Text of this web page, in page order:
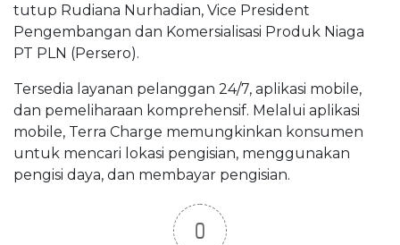
tutup Rudiana Nurhadian, Vice President
Pengembangan dan Komersialisasi Produk Niaga
PT PLN (Persero).
Tersedia layanan pelanggan 24/7, aplikasi mobile,
dan pemeliharaan komprehensif. Melalui aplikasi
mobile, Terra Charge memungkinkan konsumen
untuk mencari lokasi pengisian, menggunakan
pengisi daya, dan membayar pengisian.
0